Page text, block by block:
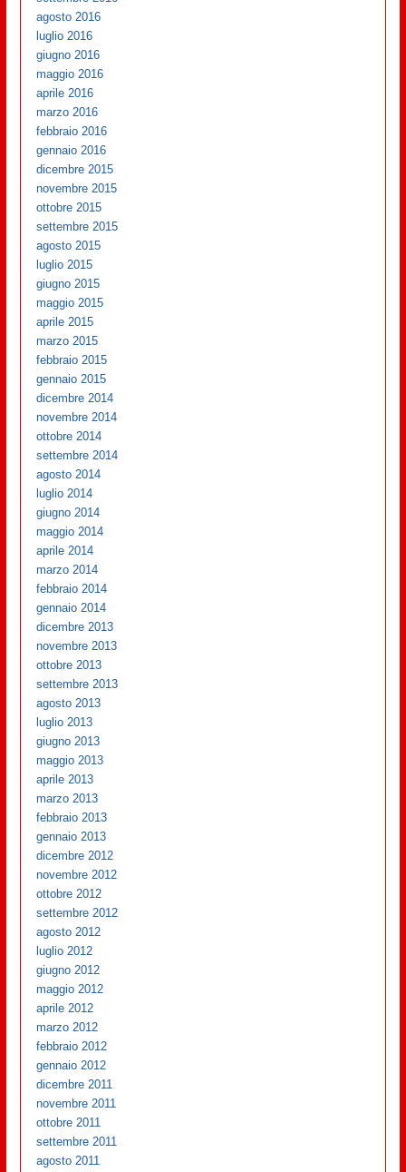
agosto 2016
luglio 2016
giugno 2016
maggio 2016
aprile 2016
marzo 2016
febbraio 2016
gennaio 2016
dicembre 2015
novembre 2015
ottobre 2015
settembre 2015
agosto 2015
luglio 2015
giugno 2015
maggio 2015
aprile 2015
marzo 2015
febbraio 2015
gennaio 2015
dicembre 2014
novembre 2014
ottobre 2014
settembre 2014
agosto 2014
luglio 2014
giugno 2014
maggio 2014
aprile 2014
marzo 2014
febbraio 2014
gennaio 2014
dicembre 2013
novembre 2013
ottobre 2013
settembre 2013
agosto 2013
luglio 2013
giugno 2013
maggio 2013
aprile 2013
marzo 2013
febbraio 2013
gennaio 2013
dicembre 2012
novembre 2012
ottobre 2012
settembre 2012
agosto 2012
luglio 2012
giugno 2012
maggio 2012
aprile 2012
marzo 2012
febbraio 2012
gennaio 2012
dicembre 2011
novembre 2011
ottobre 2011
settembre 2011
agosto 2011